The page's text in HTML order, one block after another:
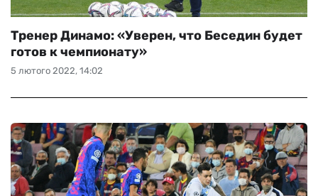
5 лютого 2022, 14:02
Тренер Динамо: «Уверен, что Беседин будет
готов к чемпионату»